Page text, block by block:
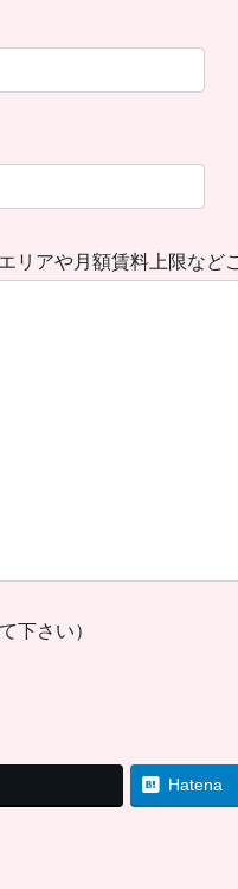
リアや月額賃料上限など
下さい）
Hatena